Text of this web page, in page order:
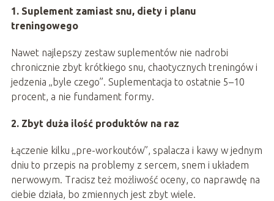
1. Suplement zamiast snu, diety i planu
treningowego
Nawet najlepszy zestaw suplementów nie nadrobi
chronicznie zbyt krótkiego snu, chaotycznych treningów i
jedzenia „byle czego”. Suplementacja to ostatnie 5–10
procent, a nie fundament formy.
2. Zbyt duża ilość produktów na raz
Łączenie kilku „pre-workoutów”, spalacza i kawy w jednym
dniu to przepis na problemy z sercem, snem i układem
nerwowym. Tracisz też możliwość oceny, co naprawdę na
ciebie działa, bo zmiennych jest zbyt wiele.